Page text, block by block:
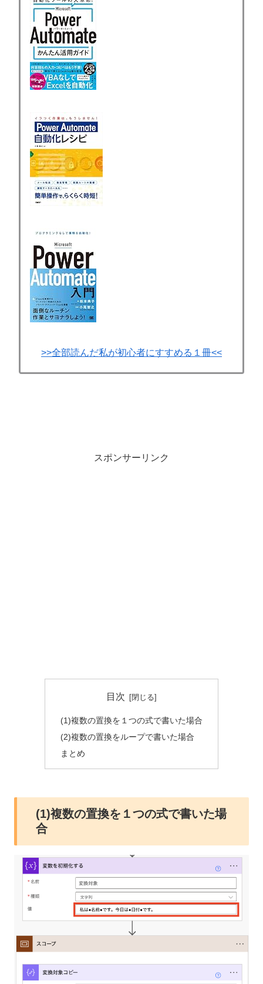
>>全部読んだ私が初心者にすすめる１冊<<
スポンサーリンク
目次
(1)複数の置換を１つの式で書いた場合
(2)複数の置換をループで書いた場合
まとめ
(1)複数の置換を１つの式で書いた場
合